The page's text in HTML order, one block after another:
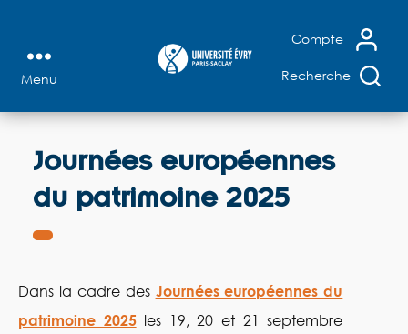
Menu
universitaire
Compte
Recherche
+ Accès au Sudoc
RECHERCHE
Journées européennes
du patrimoine 2025
Dans la cadre des Journées européennes du
patrimoine 2025les 19, 20 et 21 septembre